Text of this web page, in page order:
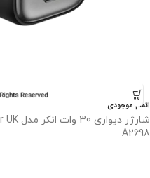
اتمام موجودی
A2698